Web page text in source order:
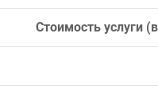
Стоимость услуги